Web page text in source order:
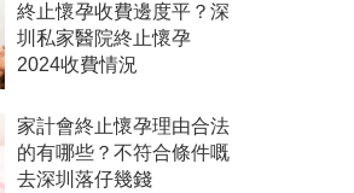
終止懷孕收費邊度平？深
圳私家醫院終止懷孕
2024收費情況
家計會終止懷孕理由合法
的有哪些？不符合條件嘅
去深圳落仔幾錢